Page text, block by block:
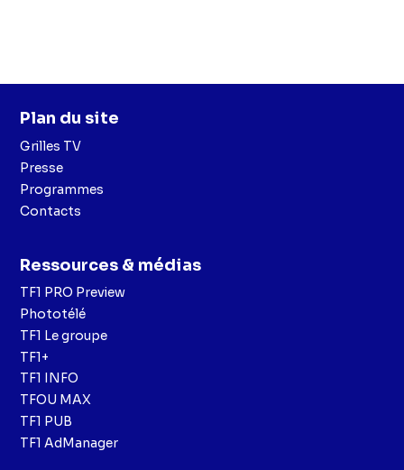
Plan du site
Grilles TV
Presse
Programmes
Contacts
Ressources & médias
TF1 PRO Preview
Phototélé
TF1 Le groupe
TF1+
TF1 INFO
TFOU MAX
TF1 PUB
TF1 AdManager